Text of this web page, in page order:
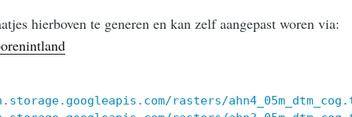
hierboven te generen en kan zelf aangepast woren via:
rasters/